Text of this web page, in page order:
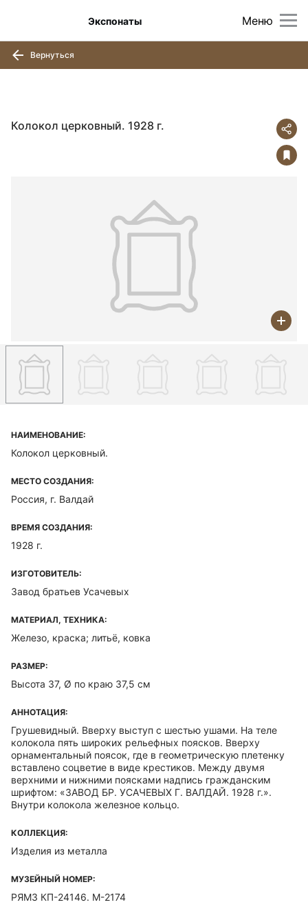
Меню
Экспонаты
Вернуться
Колокол церковный. 1928 г.
НАИМЕНОВАНИЕ:
Колокол церковный.
МЕСТО СОЗДАНИЯ:
Россия, г. Валдай
ВРЕМЯ СОЗДАНИЯ:
1928 г.
ИЗГОТОВИТЕЛЬ:
Завод братьев Усачевых
МАТЕРИАЛ, ТЕХНИКА:
Железо, краска; литьё, ковка
РАЗМЕР:
Высота 37, Ø по краю 37,5 см
АННОТАЦИЯ:
Грушевидный. Вверху выступ с шестью ушами. На теле
колокола пять широких рельефных поясков. Вверху
орнаментальный поясок, где в геометрическую плетенку
вставлено соцветие в виде крестиков. Между двумя
верхними и нижними поясками надпись гражданским
шрифтом: «ЗАВОД БР. УСАЧЕВЫХ Г. ВАЛДАЙ. 1928 г.».
Внутри колокола железное кольцо.
КОЛЛЕКЦИЯ:
Изделия из металла
МУЗЕЙНЫЙ НОМЕР:
РЯМЗ КП-24146. М-2174